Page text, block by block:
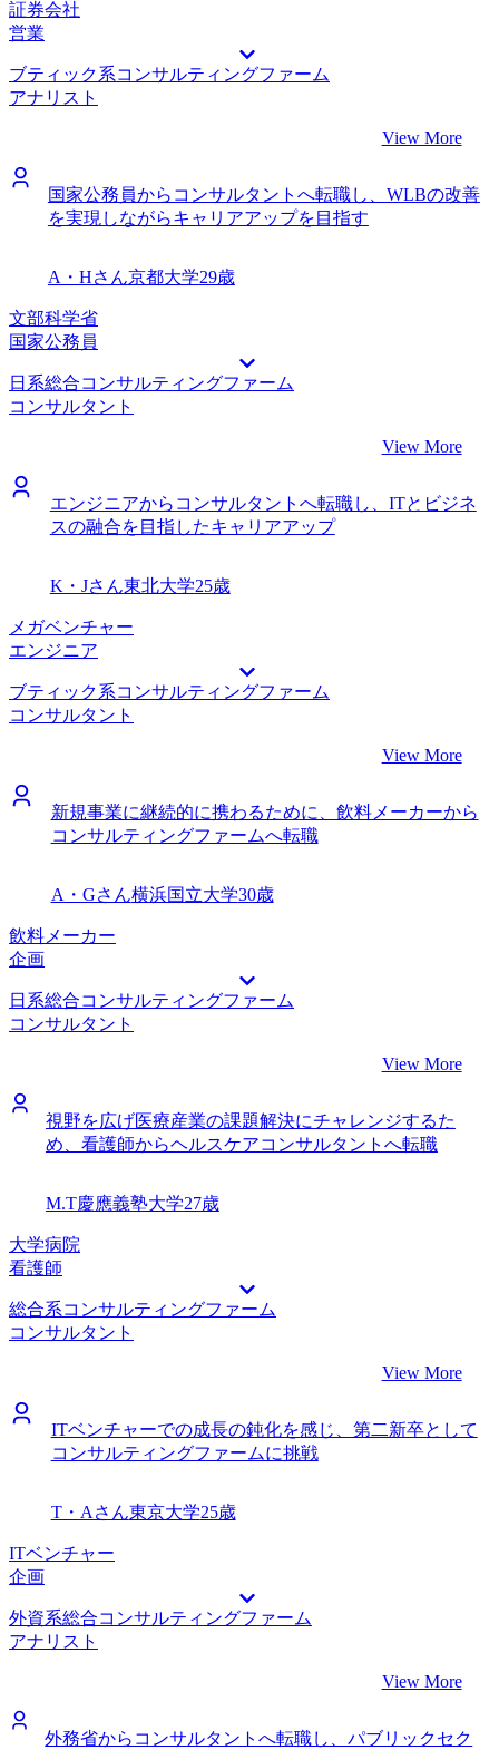
ったです。 第一志望の会社があっさりWEBテストで落ちて
しまったことです。ちゃんと対策してくださいと大久保さん
には言われていましたが、正直対策が甘かったです。対策を
することの重要性を見誤っていて、非常にもったいないこと
をしたと感じています。 転職前は年収700万円、転職後は年
われる部門から内定を獲得できて良かったです。まずは小売
業界のCRMでコンサルティングスキルを磨き、その後別業
界にチャレンジしていきたいと思います。
証券会社
営業
ブティック系コンサルティングファーム
アナリスト
View More
国家公務員からコンサルタントへ転職し、WLBの改善
を実現しながらキャリアアップを目指す
A・Hさん京都大学29歳
文部科学省
国家公務員
日系総合コンサルティングファーム
コンサルタント
View More
エンジニアからコンサルタントへ転職し、ITとビジネ
スの融合を目指したキャリアアップ
K・Jさん東北大学25歳
メガベンチャー
エンジニア
ブティック系コンサルティングファーム
コンサルタント
View More
新規事業に継続的に携わるために、飲料メーカーから
コンサルティングファームへ転職
A・Gさん横浜国立大学30歳
飲料メーカー
企画
日系総合コンサルティングファーム
コンサルタント
View More
視野を広げ医療産業の課題解決にチャレンジするた
め、看護師からヘルスケアコンサルタントへ転職
M.T慶應義塾大学27歳
大学病院
看護師
総合系コンサルティングファーム
コンサルタント
View More
ITベンチャーでの成長の鈍化を感じ、第二新卒として
コンサルティングファームに挑戦
T・Aさん東京大学25歳
ITベンチャー
企画
外資系総合コンサルティングファーム
アナリスト
View More
外務省からコンサルタントへ転職し、パブリックセク